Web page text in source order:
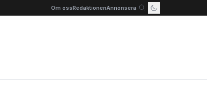
Om ossRedaktionenAnnonsera